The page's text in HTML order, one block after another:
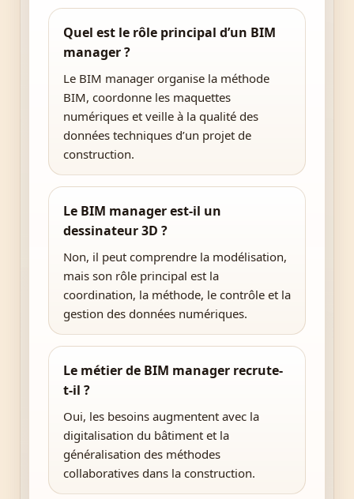
Quel est le rôle principal d’un BIM
manager ?
Le BIM manager organise la méthode
BIM, coordonne les maquettes
numériques et veille à la qualité des
données techniques d’un projet de
construction.
Le BIM manager est-il un
dessinateur 3D ?
Non, il peut comprendre la modélisation,
mais son rôle principal est la
coordination, la méthode, le contrôle et la
gestion des données numériques.
Le métier de BIM manager recrute-
t-il ?
Oui, les besoins augmentent avec la
digitalisation du bâtiment et la
généralisation des méthodes
collaboratives dans la construction.